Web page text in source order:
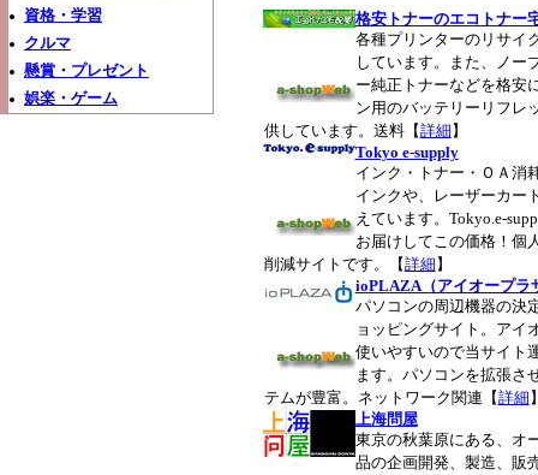
資格・学習
クルマ
懸賞・プレゼント
娯楽・ゲーム
格安トナーのエコトナー
各種プリンターのリサイ
しています。また、ノー
ー純正トナーなどを格安
ン用のバッテリーリフレ
供しています。送料【詳細 】
Tokyo e-supply
インク・トナー・ＯＡ消
インクや、レーザーカー
えています。Tokyo.e-
お届けしてこの価格！個
削減サイトです。【詳細 】
ioPLAZA（アイオープラ
パソコンの周辺機器の決
ョッピングサイト。アイ
使いやすいので当サイト
ます。パソコンを拡張さ
テムが豊富。ネットワーク関連【詳細
上海問屋
東京の秋葉原にある、オ
品の企画開発、製造、販